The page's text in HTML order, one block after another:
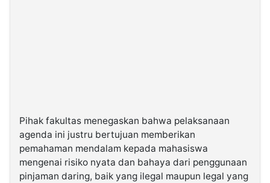
Pihak fakultas menegaskan bahwa pelaksanaan
agenda ini justru bertujuan memberikan
pemahaman mendalam kepada mahasiswa
mengenai risiko nyata dan bahaya dari penggunaan
pinjaman daring, baik yang ilegal maupun legal yang